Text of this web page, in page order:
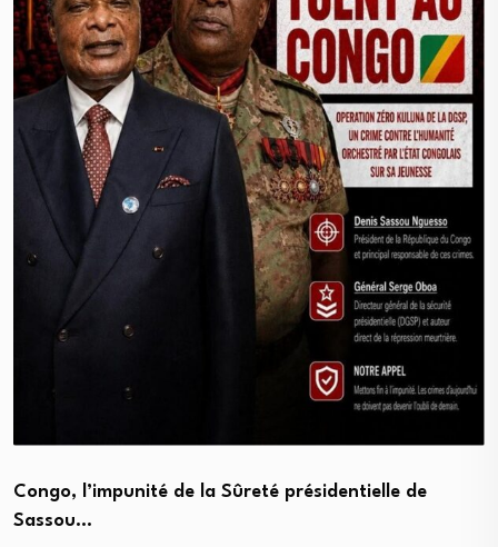
Congo, l’impunité de la Sûreté présidentielle de
Sassou…